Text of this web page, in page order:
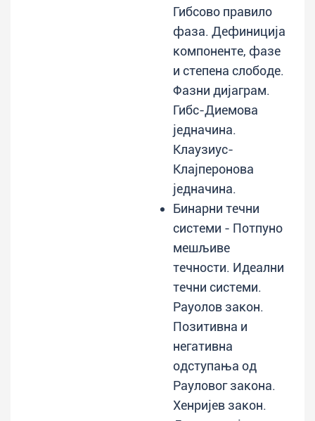
Гибсово правило
фаза. Дефиниција
компоненте, фазе
и степена слободе.
Фазни дијаграм.
Гибс-Диемова
једначина.
Клаузиус-
Клајперонова
једначина.
Бинарни течни
системи - Потпуно
мешљиве
течности. Идеални
течни системи.
Рауолов закон.
Позитивна и
негативна
одступања од
Рауловог закона.
Хенријев закон.